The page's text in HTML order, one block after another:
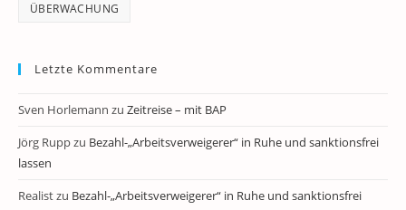
ÜBERWACHUNG
Letzte Kommentare
Sven Horlemann zu Zeitreise – mit BAP
Jörg Ruppzu Bezahl-„Arbeitsverweigerer“ in Ruhe und sanktionsfrei
lassen
Realistzu Bezahl-„Arbeitsverweigerer“ in Ruhe und sanktionsfrei